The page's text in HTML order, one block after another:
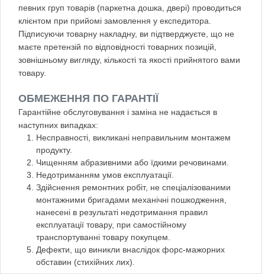
певних груп товарів (паркетна дошка, двері) проводиться
клієнтом при прийомі замовлення у експедитора.
Підписуючи товарну накладну, ви підтверджуєте, що не
маєте претензій по відповідності товарних позицій,
зовнішньому вигляду, кількості та якості прийнятого вами
товару.
ОБМЕЖЕННЯ ПО ГАРАНТІЇ
Гарантійне обслуговування і заміна не надається в
наступних випадках:
Несправності, викликані неправильним монтажем
продукту.
Чищенням абразивними або їдкими речовинами.
Недотриманням умов експлуатації.
Здійснення ремонтних робіт, не спеціалізованими
монтажними бригадами механічні пошкодження,
нанесені в результаті недотримання правил
експлуатації товару, при самостійному
транспортуванні товару покупцем.
Дефекти, що виникли внаслідок форс-мажорних
обставин (стихійних лих).